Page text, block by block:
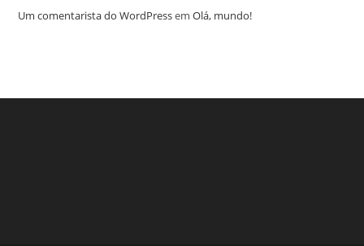
Um comentarista do WordPressemOlá, mundo!